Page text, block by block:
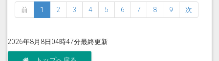
前 1 2 3 4 5 6 7 8 9 次
2026年8月8日04時47分最終更新